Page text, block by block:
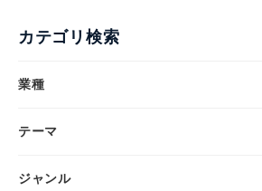
カテゴリ検索
業種
テーマ
ジャンル